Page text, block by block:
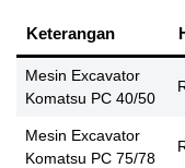
Keterangan
Mesin Excavator
Komatsu PC 40/50
Mesin Excavator
Komatsu PC 75/78